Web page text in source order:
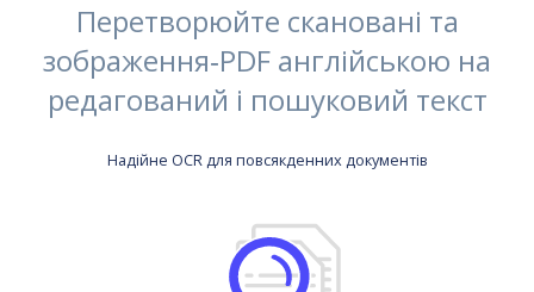
Перетворюйте скановані та
зображення‑PDF англійською на
редагований і пошуковий текст
Надійне OCR для повсякденних документів